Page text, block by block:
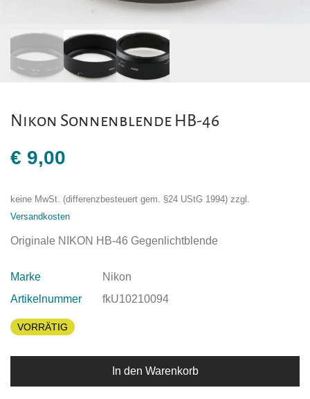
Nikon Sonnenblende HB-46
€ 9,00
keine MwSt. (differenzbesteuert gem. §24 UStG 1994) zzgl.
Versandkosten
Originale NIKON HB-46 Gegenlichtblende
Marke
Nikon
Artikelnummer
fkU10210094
VORRÄTIG
In den Warenkorb